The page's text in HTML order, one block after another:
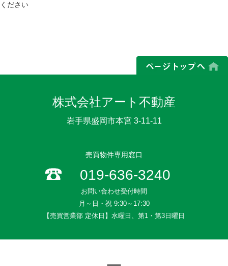
ください
株式会社アート不動産
岩手県盛岡市本宮 3-11-11
売買物件専用窓口
019-636-3240
お問い合わせ受付時間
月～日・祝 9:30～17:30
【売買営業部 定休日】水曜日、第1・第3日曜日